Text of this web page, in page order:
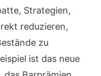
Strategien,
reduzieren,
zu
ist das neue